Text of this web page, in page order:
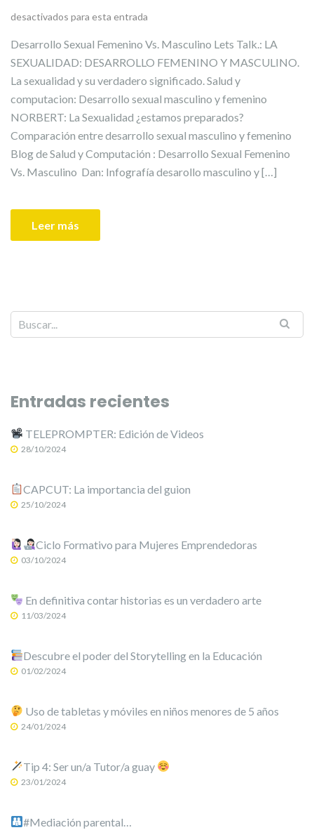
desactivados para esta entrada
Desarrollo Sexual Femenino Vs. Masculino Lets Talk.: LA
SEXUALIDAD: DESARROLLO FEMENINO Y MASCULINO.
La sexualidad y su verdadero significado. Salud y
computacion: Desarrollo sexual masculino y femenino
NORBERT: La Sexualidad ¿estamos preparados?
Comparación entre desarrollo sexual masculino y femenino
Blog de Salud y Computación : Desarrollo Sexual Femenino
Vs. Masculino Dan: Infografía desarollo masculino y […]
Leer más
Entradas recientes
TELEPROMPTER: Edición de Videos
28/10/2024
CAPCUT: La importancia del guion
25/10/2024
Ciclo Formativo para Mujeres Emprendedoras
03/10/2024
En definitiva contar historias es un verdadero arte
11/03/2024
Descubre el poder del Storytelling en la Educación
01/02/2024
Uso de tabletas y móviles en niños menores de 5 años
24/01/2024
Tip 4: Ser un/a Tutor/a guay
23/01/2024
#Mediación parental…